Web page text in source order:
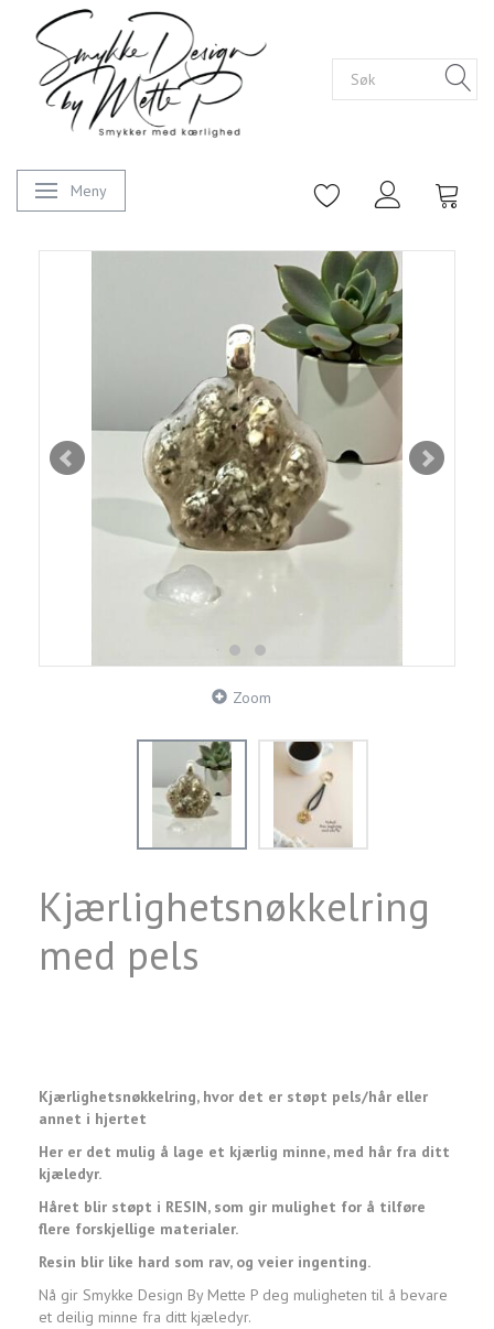
Veksle navigasjon
Meny
Zoom
Kjærlighetsnøkkelring
med pels
Kjærlighetsnøkkelring, hvor det er støpt pels/hår eller
annet i hjertet
Her er det mulig å lage et kjærlig minne, med hår fra ditt
kjæledyr.
Håret blir støpt i RESIN, som gir mulighet for å tilføre
flere forskjellige materialer.
Resin blir like hard som rav, og veier ingenting.
Nå gir Smykke Design By Mette P deg muligheten til å bevare
et deilig minne fra ditt kjæledyr.